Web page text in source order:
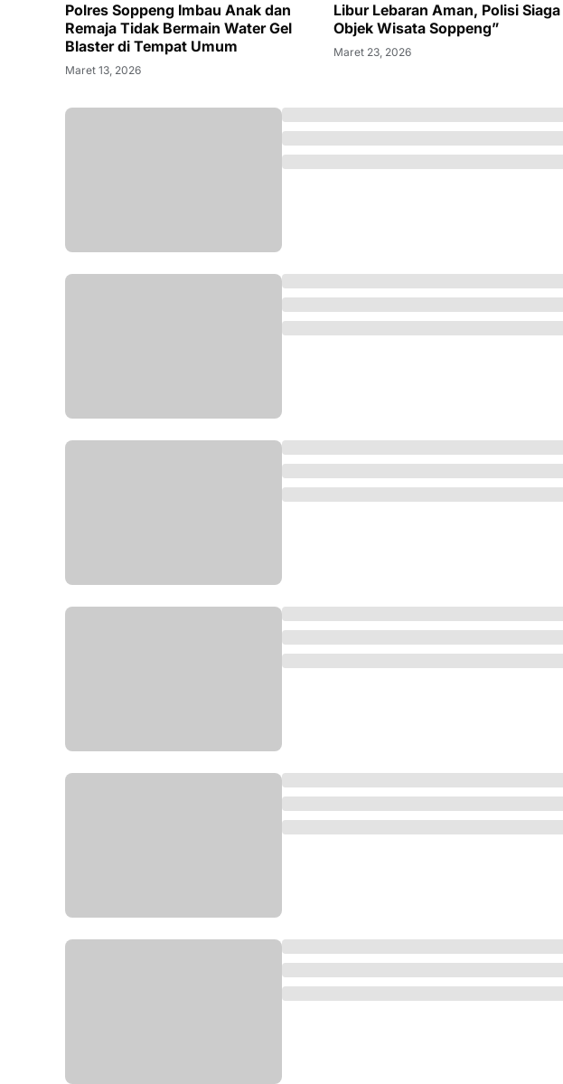
Polres Soppeng Imbau Anak dan
Remaja Tidak Bermain Water Gel
Blaster di Tempat Umum
Maret 13, 2026
Libur Lebaran Aman, Polisi
Objek Wisata Soppeng”
Maret 23, 2026